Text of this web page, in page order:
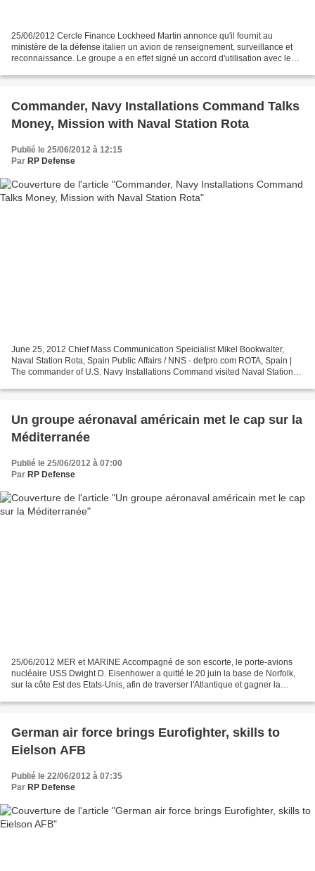
25/06/2012 Cercle Finance Lockheed Martin annonce qu'il fournit au
ministère de la défense italien un avion de renseignement, surveillance et
reconnaissance. Le groupe a en effet signé un accord d'utilisation avec le
Commander, Navy Installations Command Talks
Money, Mission with Naval Station Rota
Publié le 25/06/2012 à 12:15
Par RP Defense
June 25, 2012 Chief Mass Communication Speicialist Mikel Bookwalter,
Naval Station Rota, Spain Public Affairs / NNS - defpro.com ROTA, Spain |
The commander of U.S. Navy Installations Command visited Naval Station
Un groupe aéronaval américain met le cap sur la
Méditerranée
Publié le 25/06/2012 à 07:00
Par RP Defense
25/06/2012 MER et MARINE Accompagné de son escorte, le porte-avions
nucléaire USS Dwight D. Eisenhower a quitté le 20 juin la base de Norfolk,
sur la côte Est des Etats-Unis, afin de traverser l'Atlantique et gagner la
German air force brings Eurofighter, skills to
Eielson AFB
Publié le 22/06/2012 à 07:35
Par RP Defense